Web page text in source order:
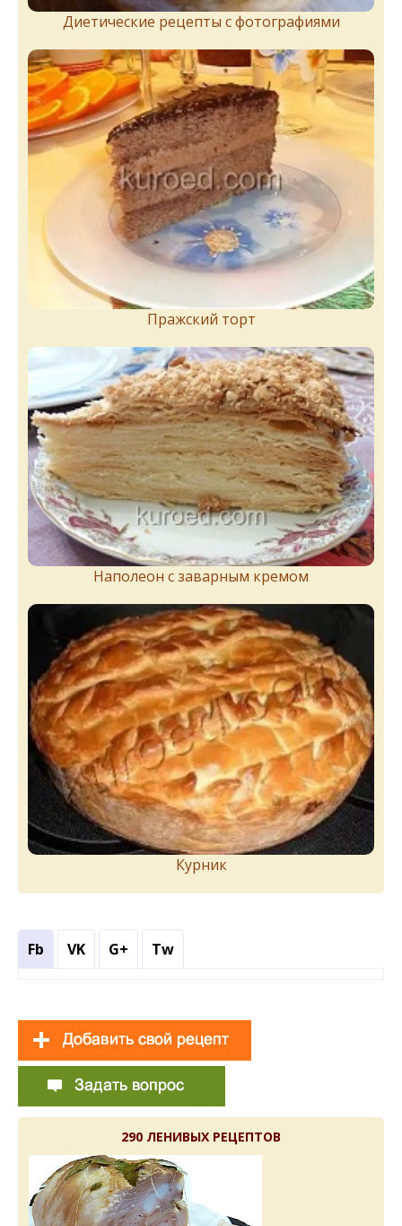
Диетические рецепты с фотографиями
Пражский торт
Наполеон с заварным кремом
Курник
Fb VK G+ Tw
290 ЛЕНИВЫХ РЕЦЕПТОВ